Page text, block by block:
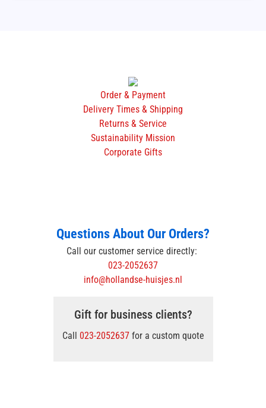
Order & Payment
Delivery Times & Shipping
Returns & Service
Sustainability Mission
Corporate Gifts
Questions About Our Orders?
Call our customer service directly:
023-2052637
info@hollandse-huisjes.nl
Gift for business clients?
Call 023-2052637for a custom quote